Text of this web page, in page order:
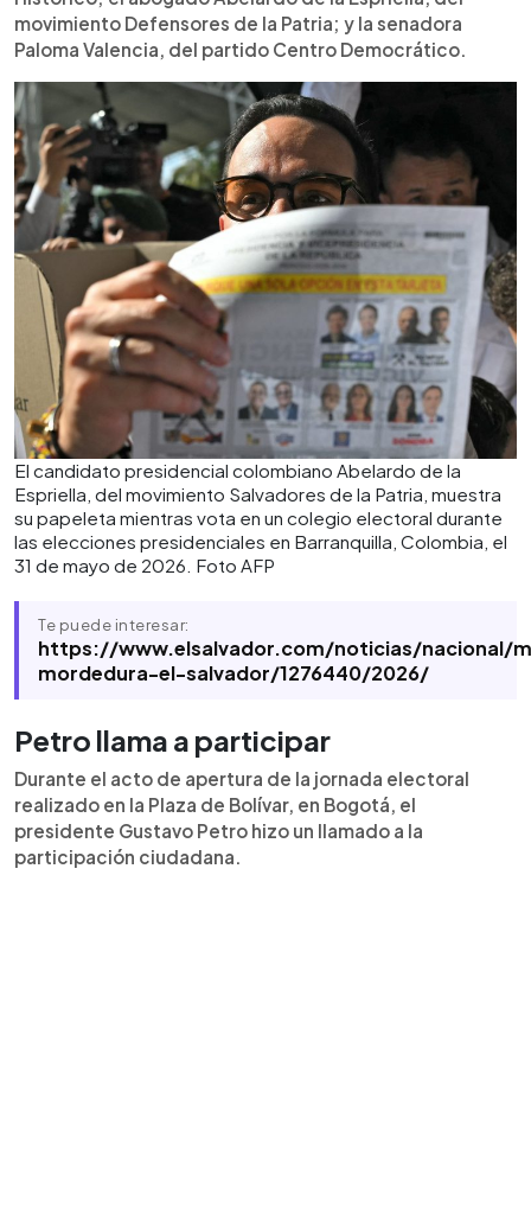
movimiento Defensores de la Patria; y la senadora
Paloma Valencia, del partido Centro Democrático.
El candidato presidencial colombiano Abelardo de la
Espriella, del movimiento Salvadores de la Patria, muestra
su papeleta mientras vota en un colegio electoral durante
las elecciones presidenciales en Barranquilla, Colombia, el
31 de mayo de 2026. Foto AFP
Te puede interesar:
https://www.elsalvador.com/noticias/nacional/
mordedura-el-salvador/1276440/2026/
Petro llama a participar
Durante el acto de apertura de la jornada electoral
realizado en la Plaza de Bolívar, en Bogotá, el
presidente Gustavo Petro hizo un llamado a la
participación ciudadana.